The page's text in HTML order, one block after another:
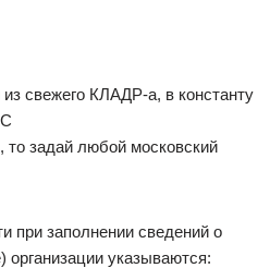
свежего КЛАДР-а, в константу
задай любой московский
при заполнении сведений о
организации указываются: